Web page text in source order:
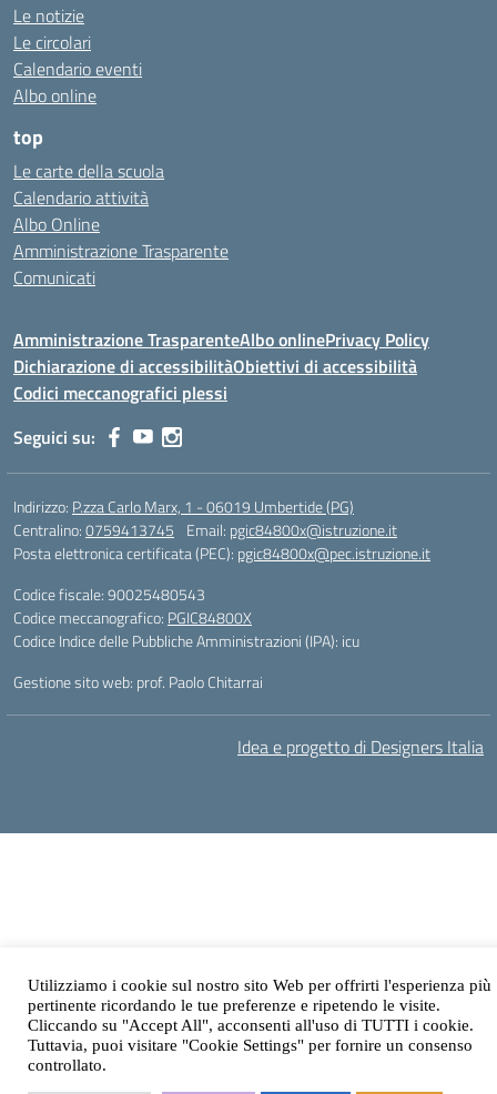
Le notizie
Le circolari
Calendario eventi
Albo online
top
Le carte della scuola
Calendario attività
Albo Online
Amministrazione Trasparente
Comunicati
Amministrazione TrasparenteAlbo onlinePrivacy Policy
Dichiarazione di accessibilitàObiettivi di accessibilità
Codici meccanografici plessi
Seguici su:
Indirizzo: P.zza Carlo Marx, 1 - 06019 Umbertide (PG)
Centralino:0759413745 Email: pgic84800x@istruzione.it
Posta elettronica certificata (PEC): pgic84800x@pec.istruzione.it
Codice fiscale: 90025480543
Codice meccanografico: PGIC84800X
Codice Indice delle Pubbliche Amministrazioni (IPA): icu
Gestione sito web: prof. Paolo Chitarrai
Idea e progetto di Designers Italia
Utilizziamo i cookie sul nostro sito Web per offrirti l'esperienza più
pertinente ricordando le tue preferenze e ripetendo le visite.
Cliccando su "Accept All", acconsenti all'uso di TUTTI i cookie.
Tuttavia, puoi visitare "Cookie Settings" per fornire un consenso
controllato.